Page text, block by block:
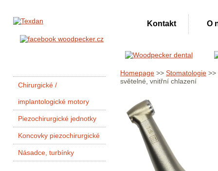
Kontakt O
Chirurgické /
implantologické motory
Piezochirurgické jednotky
Koncovky piezochirurgické
Násadce, turbínky
Homepage >> Stomatologie >>
světelné, vnitřní chlazení